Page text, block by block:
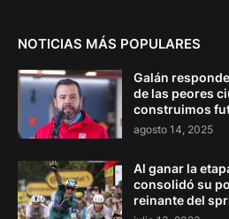
NOTICIAS MÁS POPULARES
Galán
de las peores
construimos
agosto 14, 2025
Al ganar la
consolidó su
reinante del